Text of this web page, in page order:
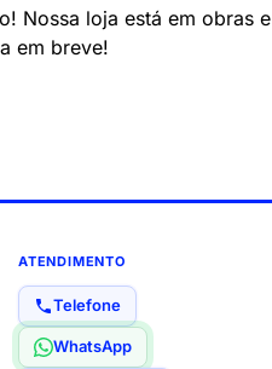
Nossa loja está em obras e
em breve!
ATENDIMENTO
Telefone
WhatsApp